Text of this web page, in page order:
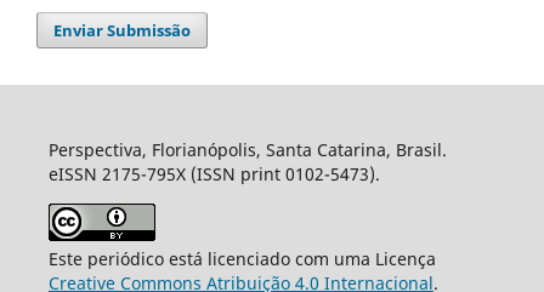
Enviar Submissão
Perspectiva, Florianópolis, Santa Catarina, Brasil.
eISSN 2175-795X (ISSN print 0102-5473).
Este periódico está licenciado com uma Licença
Creative Commons Atribuição 4.0 Internacional.